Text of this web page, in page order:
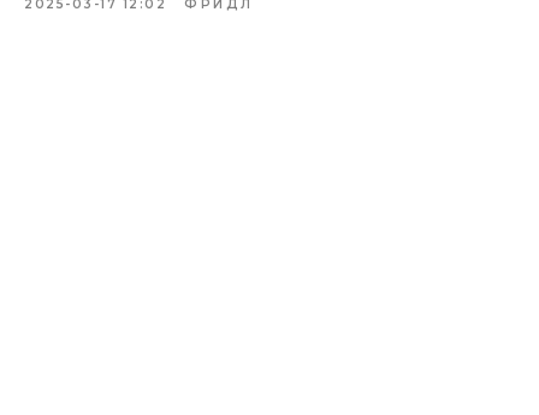
2025-03-17 12:02 ФРИДЛ